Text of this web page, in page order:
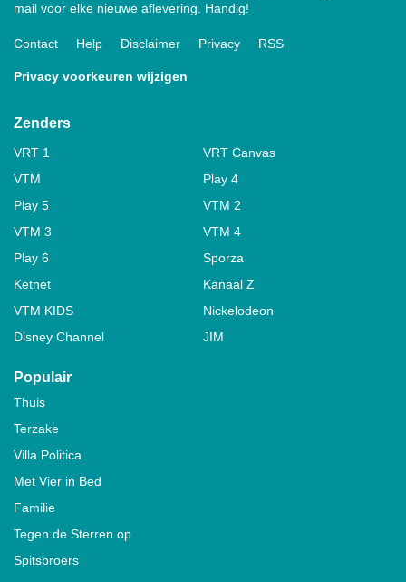
mail voor elke nieuwe aflevering. Handig!
Contact Help Disclaimer Privacy RSS
Privacy voorkeuren wijzigen
Zenders
VRT 1
VRT Canvas
VTM
Play 4
Play 5
VTM 2
VTM 3
VTM 4
Play 6
Sporza
Ketnet
Kanaal Z
VTM KIDS
Nickelodeon
Disney Channel
JIM
Populair
Thuis
Terzake
Villa Politica
Met Vier in Bed
Familie
Tegen de Sterren op
Spitsbroers